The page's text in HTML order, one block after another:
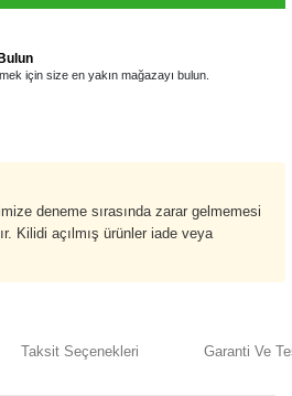
için size en yakın mağazayı bulun.
deneme sırasında zarar gelmemesi
Kilidi açılmış ürünler iade veya
Taksit Seçenekleri Garanti Ve